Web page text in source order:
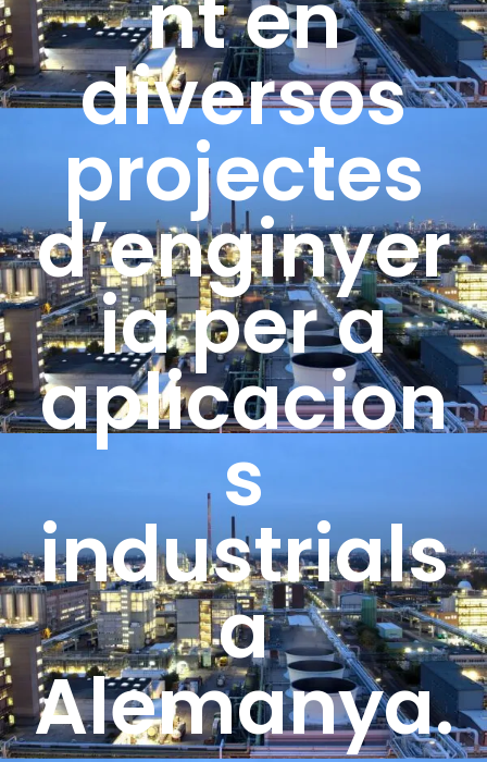
diversos
projectes
d’enginyer
ia per a
aplicacion
s
industrials
a
Alemanya.